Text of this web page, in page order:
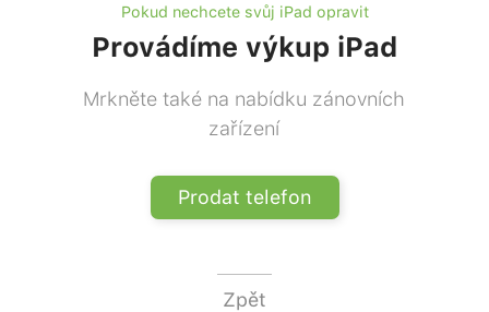
Pokud nechcete svůj iPad opravit
Provádíme výkup iPad
Mrkněte také na nabídku zánovních
zařízení
Prodat telefon
Zpět